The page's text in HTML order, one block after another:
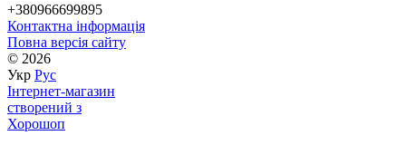
+380966699895
Контактна інформація
Повна версія сайту
© 2026
Укр Рус
Інтернет-магазин
створений з
Хорошоп